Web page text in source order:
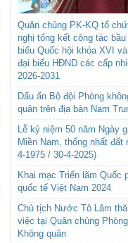
Quân chủng PK-KQ tổ
nghị tổng kết công tác
biểu Quốc hội khóa XVI
đại biểu HĐND các cấp
2026-2031
Dấu ấn Bộ đội Phòng
quân trên địa bàn Nam
Lễ kỷ niệm 50 năm Ngày
Miền Nam, thống nhất đất
4-1975 / 30-4-2025)
Khai mạc Triển lãm Quốc
quốc tế Việt Nam 2024
Chủ tịch Nước Tô Lâm
việc tại Quân chủng
Không quân